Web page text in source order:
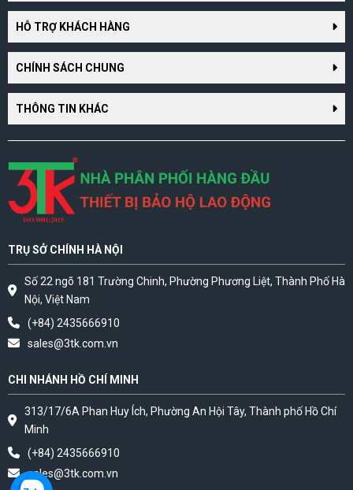
HỖ TRỢ KHÁCH HÀNG
CHÍNH SÁCH CHUNG
THÔNG TIN KHÁC
TRỤ SỞ CHÍNH HÀ NỘI
Số 22 ngõ 181 Trường Chinh, Phường Phương Liệt, Thành Phố Hà
Nội, Việt Nam
(+84) 2435666910
sales@3tk.com.vn
CHI NHÁNH HỒ CHÍ MINH
313/17/6A Phan Huy Ích, Phường An Hội Tây, Thành phố Hồ Chí
Minh
(+84) 2435666910
sales@3tk.com.vn